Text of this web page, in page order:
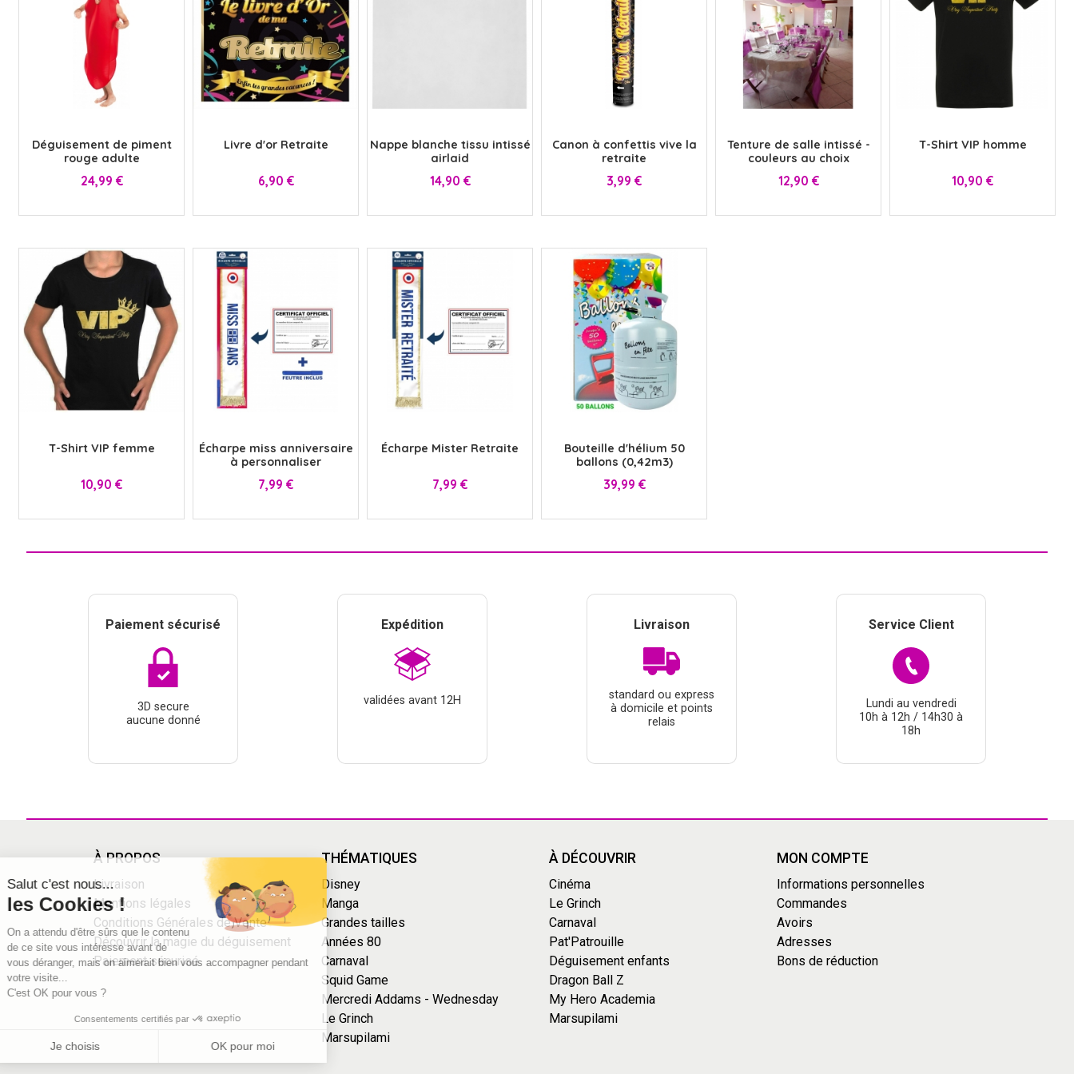
HALLOWEEN HIPPIE MÉDIEVAL NOËL
ROMAIN SEXY SUPER-HÉROS ET... UNIFORMES VIKING WESTERN, INDIEN...
CLOWN DESSINS ANIMÉS & BD DISNEY EMOJI ET ÉMOTICONES
HÉROS JEUX VIDEO MANGA MARQUIS ET MARQUISE MEDIEVAL PAYS DU MONDE
PRÉHISTOIRE SAINT NICOLAS SERIE TV
VIKING WESTERN
GANTS HUMOUR ET SEXY LUNETTES MASQUES MOUSTACHES ET BARBES
PANTALONS SUR-BOTTES
Déguisement de piment
rouge adulte
Prix
24,99 €
Livre d'or Retraite
Prix
6,90 €
Nappe blanche tissu intissé
airlaid
Prix
14,90 €
Canon à confettis vive la
retraite
Prix
3,99 €
bleuVioletRoseBleu clair
Jaune
+10
Tenture de salle intissé -
couleurs au choix
Prix
12,90 €
T-Shirt VIP homme
Prix
10,90 €
T-Shirt VIP femme
Prix
10,90 €
Écharpe miss anniversaire
à personnaliser
Prix
7,99 €
Écharpe Mister Retraite
Prix
7,99 €
Bouteille d'hélium 50
ballons (0,42m3)
Prix
39,99 €
Paiement sécurisé
3D secure
aucune donné
Expédition
validées avant 12H
Livraison
standard ou express
à domicile et points
relais
Service Client
Lundi au vendredi
10h à 12h / 14h30 à
18h
À PROPOS
Livraison
Mentions légales
Conditions Générales de Vente
Découvrir la magie du déguisement
Paiement sécurisé
THÉMATIQUES
Disney
Manga
Grandes tailles
Années 80
Carnaval
Squid Game
Mercredi Addams - Wednesday
Le Grinch
Marsupilami
À DÉCOUVRIR
Cinéma
Le Grinch
Carnaval
Pat'Patrouille
Déguisement enfants
Dragon Ball Z
My Hero Academia
Marsupilami
MON COMPTE
Informations personnelles
Commandes
Avoirs
Adresses
Bons de réduction
Salut c'est nous...
les Cookies !
On a attendu d'être sûrs que le contenu
de ce site vous intéresse avant de
vous déranger, mais on aimerait bien vous accompagner pendant
votre visite...
C'est OK pour vous ?
Consentements certifiés par
Je choisis OK pour moi